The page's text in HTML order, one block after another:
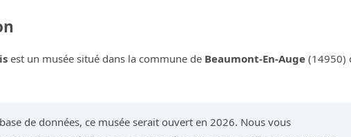
est un musée situé dans la commune de Beaumont-En-Auge (14950)
de données, ce musée serait ouvert en 2026. Nous vous